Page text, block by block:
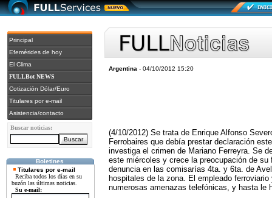
Principal
Efemérides de hoy
El Clima
FULLBot NEWS
Cotización Dólar/Euro
Titulares por e-mail
Asistencia/contacto
Buscar noticias:
Boletines
Titulares por e-mail
Reciba todos los días en su
buzón las últimas noticias.
Su e-mail:
Argentina - 04/10/2012 15:20
(4/10/2012) Se trata de Enrique Alfonso
Ferrobaires que debía prestar declaración
investiga el crimen de Mariano Ferreyra. Se
este miércoles y crece la preocupación de su
denuncia en las comisarías 4ta. y 6ta. de
hospitales de la zona. El empleado
numerosas amenazas telefónicas, y hasta le